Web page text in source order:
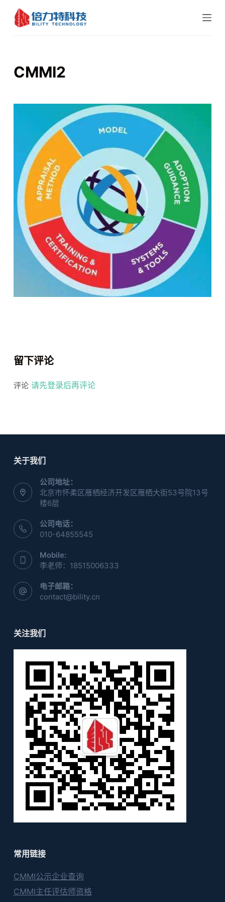
跳
过
CMMI2
留下评论
评论 请先登录后再评论
关于我们
公司地址：
北京市怀柔区雁栖经济开发区雁栖大街53号院13号
楼6层
公司电话：
010-64855545
Mobile:
李老师：18515006333
电子邮箱：
contact@bility.cn
关注我们
常用链接
CMMI公示企业查询
CMMI主任评估师资格